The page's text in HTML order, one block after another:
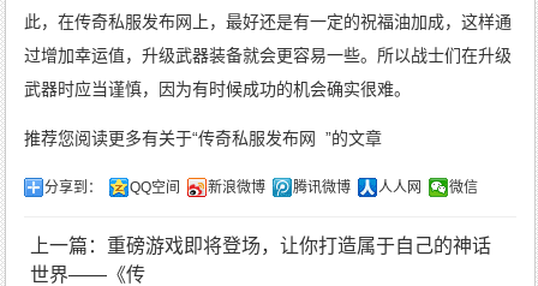
此，在传奇私服发布网上，最好还是有一定的祝福油加成，这样通
过增加幸运值，升级武器装备就会更容易一些。所以战士们在升级
武器时应当谨慎，因为有时候成功的机会确实很难。
推荐您阅读更多有关于“传奇私服发布网 ”的文章
分享到： QQ空间 新浪微博 腾讯微博 人人网 微信
上一篇：重磅游戏即将登场，让你打造属于自己的神话
世界——《传